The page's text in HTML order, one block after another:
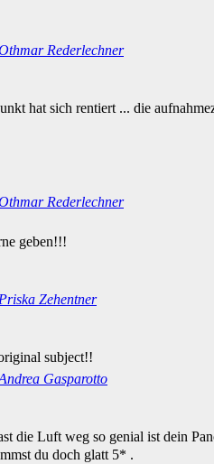
Rederlechner
hat sich rentiert ... die
Rederlechner
geben!!!
Priska Zehentner
subject!!
Gasparotto
die Luft weg so genial ist dein
du doch glatt 5* .